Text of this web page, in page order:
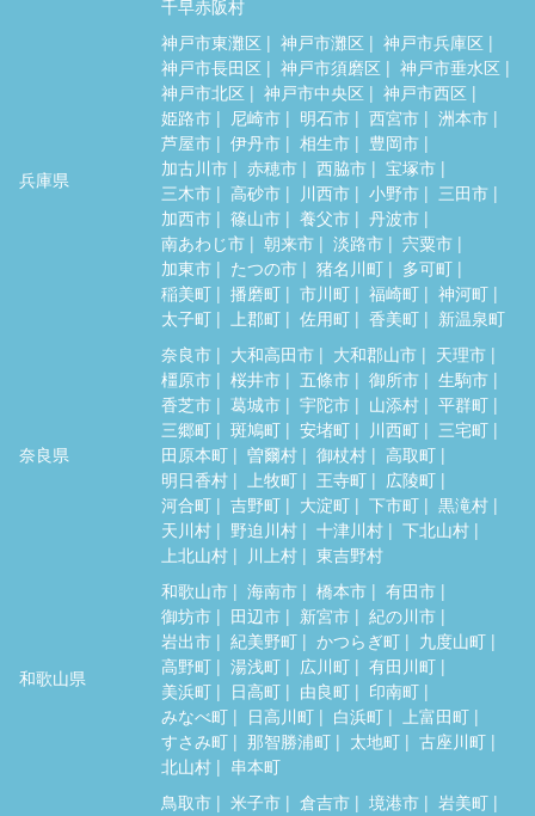
千早赤阪村
兵庫県
神戸市東灘区 神戸市灘区
神戸市兵庫区
神戸市長田区
神戸市須磨区
神戸市垂水区
神戸市北区
神戸市中央区
神戸市西区
姫路市
尼崎市 明石市 西宮市
洲本市
芦屋市
伊丹市 相生市
豊岡市
加古川市
赤穂市 西脇市
宝塚市
三木市
高砂市 川西市 小野市
三田市
加西市
篠山市 養父市
丹波市
南あわじ市
朝来市 淡路市
宍粟市
加東市
たつの市 猪名川町
多可町
稲美町
播磨町 市川町 福崎町
神河町
太子町
上郡町 佐用町 香美町 新温泉町
奈良県
奈良市 大和高田市 大和郡山市
天理市
橿原市
桜井市 五條市 御所市
生駒市
香芝市
葛城市 宇陀市 山添村
平群町
三郷町
斑鳩町 安堵町 川西町
三宅町
田原本町
曽爾村 御杖村
高取町
明日香村
上牧町 王寺町
広陵町
河合町
吉野町 大淀町 下市町
黒滝村
天川村
野迫川村 十津川村
下北山村
上北山村
川上村 東吉野村
和歌山県
和歌山市 海南市 橋本市
有田市
御坊市
田辺市 新宮市
紀の川市
岩出市
紀美野町 かつらぎ町
九度山町
高野町
湯浅町 広川町
有田川町
美浜町
日高町 由良町
印南町
みなべ町
日高川町 白浜町
上富田町
すさみ町
那智勝浦町 太地町
古座川町
北山村
串本町
鳥取市 米子市 倉吉市 境港市
岩美町